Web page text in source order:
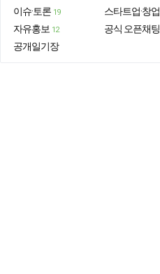
이슈·토론 19
자유홍보 12
공개일기장
스타트업·창업
공식 오픈채팅